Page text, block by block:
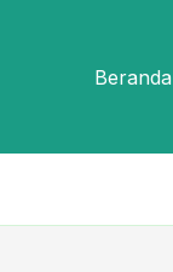
Beranda